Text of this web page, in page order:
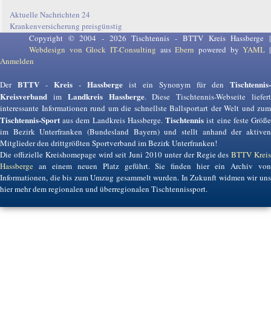
Aktuelle Nachrichten 24
Krankenversicherung preisgünstig
Copyright © 2004 - 2026 Tischtennis - BTTV Kreis Hassberge |
Webdesign von Glock IT-Consulting ausEbern powered byYAML |
Anmelden
Der BTTV - Kreis - Hassberge ist ein Synonym für den Tischtennis-
Kreisverband im Landkreis Hassberge. Diese Tischtennis-Webseite liefert
interessante Informationen rund um die schnellste Ballsportart der Welt und zum
Tischtennis-Sport aus dem Landkreis Hassberge.Tischtennis ist eine feste Größe
im Bezirk Unterfranken (Bundesland Bayern) und stellt anhand der aktiven
Mitglieder den drittgrößten Sportverband im Bezirk Unterfranken!
Die offizielle Kreishomepage wird seit Juni 2010 unter der Regie desBTTV Kreis
Hassberge an einem neuen Platz geführt. Sie finden hier ein Archiv von
Informationen, die bis zum Umzug gesammelt wurden. In Zukunft widmen wir uns
hier mehr dem regionalen und überregionalen Tischtennissport.